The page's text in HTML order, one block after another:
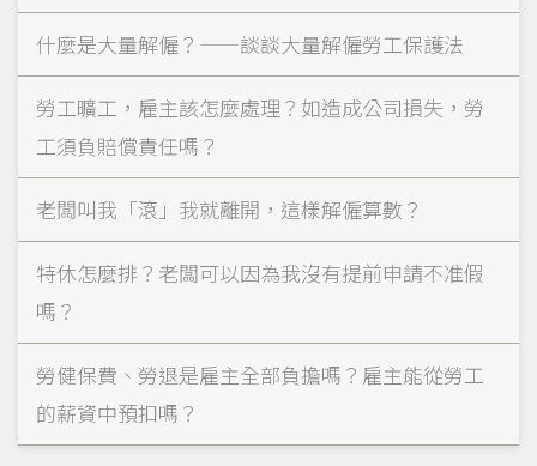
什麼是大量解僱？——談談大量解僱勞工保護法
勞工曠工，雇主該怎麼處理？如造成公司損失，勞
工須負賠償責任嗎？
老闆叫我「滾」我就離開，這樣解僱算數？
特休怎麼排？老闆可以因為我沒有提前申請不准假
嗎？
勞健保費、勞退是雇主全部負擔嗎？雇主能從勞工
的薪資中預扣嗎？